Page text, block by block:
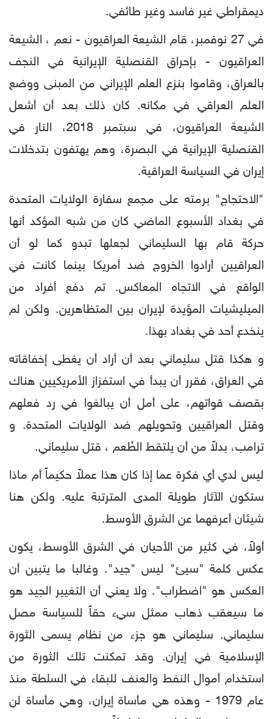
ديمقراطي غير فاسد وغير طائفي.
في 27 نوفمبر، قام الشيعة العراقيون - نعم ، الشيعة
العراقيون - بإحراق القنصلية الإيرانية في النجف
بالعراق، وقاموا بنزع العلم الإيراني من المبنى ووضع
العلم العراقي في مكانه. كان ذلك بعد أن أشعل
الشيعة العراقيون، في سبتمبر 2018، النار في
القنصلية الإيرانية في البصرة، وهم يهتفون بتدخلات
إيران في السياسة العراقية.
"الاحتجاج" برمته على مجمع سفارة الولايات المتحدة
في بغداد الأسبوع الماضي كان من شبه المؤكد أنها
حركة قام بها السليماني لجعلها تبدو كما لو أن
العراقيين أرادوا الخروج ضد أمريكا بينما كانت في
الواقع في الاتجاه المعاكس. تم دفع أفراد من
الميليشيات المؤيدة لإيران بين المتظاهرين. ولكن لم
ينخدع أحد في بغداد بهذا.
و هكذا قتل سليماني بعد أن أراد أن يغطى إخفاقاته
في العراق، فقرر أن يبدأ في استفزاز الأمريكيين هناك
بقصف قواتهم، على أمل أن يبالغوا في رد فعلهم
وقتل العراقيين وتحويلهم ضد الولايات المتحدة. و
ترامب، بدلاً من أن يلتقط الطُعم ، قتل سليماني.
ليس لدي أي فكرة عما إذا كان هذا عملاً حكيماً أم ماذا
ستكون الآثار طويلة المدى المترتبة عليه. ولكن هنا
شيئان أعرفهما عن الشرق الأوسط.
أولاً، في كثير من الأحيان في الشرق الأوسط، يكون
عكس كلمة "سيئ" ليس "جيد". وغالبا ما يتبين أن
العكس هو "اضطراب". ولا يعني أن التغيير الجيد هو
ما سيعقب ذهاب ممثل سيء حقاً للسياسة مصل
سليماني. سليماني هو جزء من نظام يسمى الثورة
الإسلامية في إيران. وقد تمكنت تلك الثورة من
استخدام أموال النفط والعنف للبقاء في السلطة منذ
عام 1979 - وهذه هي مأساة إيران، وهي مأساة لن